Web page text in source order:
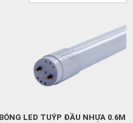
BÓNG LED TUÝP ĐẦU NHỰA 0.6M